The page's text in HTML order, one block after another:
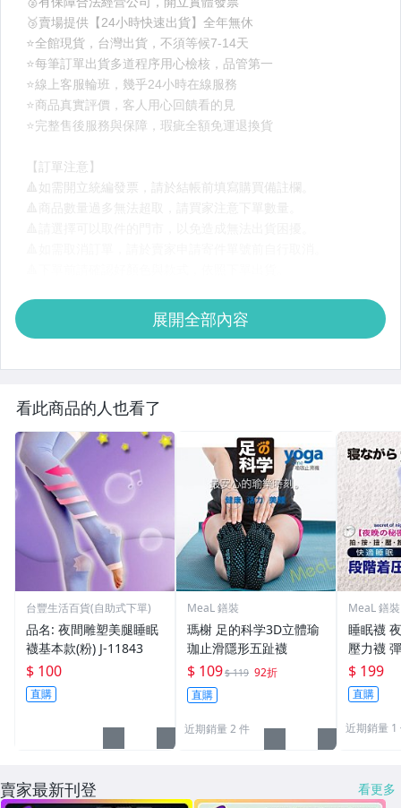
展開全部內容
看此商品的人也看了
台豐生活百貨(自助式下單)
品名: 夜間雕塑美腿睡眠
襪基本款(粉) J-11843
$ 100
直購
MeaL 鐥裝
瑪榭 足的科学3D立體瑜
珈止滑隱形五趾襪
$ 109$ 119 92折
直購
近期銷量 2 件
MeaL 鐥裝
睡眠襪
壓力襪
能襪 美
久站 不
$ 199
直購
近期銷量 1
賣家最新刊登 看更多